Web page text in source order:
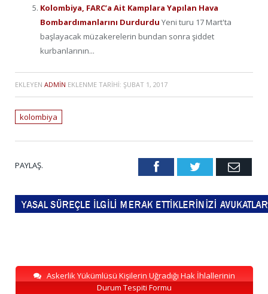
Kolombiya, FARC’a Ait Kamplara Yapılan Hava
Bombardımanlarını Durdurdu Yeni turu 17 Mart'ta
başlayacak müzakerelerin bundan sonra şiddet
kurbanlarının...
EKLEYEN ADMIN EKLENME TARIHI: ŞUBAT 1, 2017
kolombiya
PAYLAŞ. FacebookTwitter Email
Askerlik Yükümlüsü Kişilerin Uğradığı Hak İhlallerinin
Durum Tespiti Formu